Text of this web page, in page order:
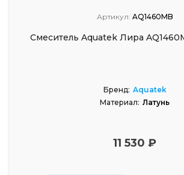
Артикул: AQ1460MB
Смеситель Aquatek Лира
Бренд: Aquatek
Материал: Латунь
11 530 ₽